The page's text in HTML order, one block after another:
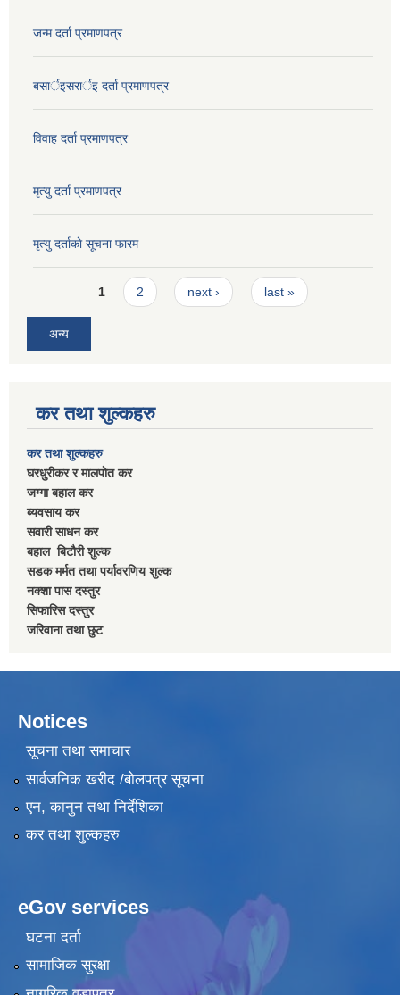
जन्म दर्ता प्रमाणपत्र
बसार्इसरार्इ दर्ता प्रमाणपत्र
विवाह दर्ता प्रमाणपत्र
मृत्यु दर्ता प्रमाणपत्र
मृत्यु दर्ताकाे सूचना फारम
Pages1 2 next › last »
अन्य
कर तथा शुल्कहरु
कर तथा शुल्कहरु
घरधुरीकर र मालपाेत कर
जग्गा बहाल कर
ब्यवसाय कर
सवारी साधन कर
बहाल बिटाैरी शुल्क
सडक मर्मत तथा पर्यावरणिय शुल्क
नक्शा पास दस्तुर
सिफारिस दस्तुर
जरिवाना तथा छुट
Notices
सूचना तथा समाचार
सार्वजनिक खरीद /बोलपत्र सूचना
एन, कानुन तथा निर्देशिका
कर तथा शुल्कहरु
eGov services
घटना दर्ता
सामाजिक सुरक्षा